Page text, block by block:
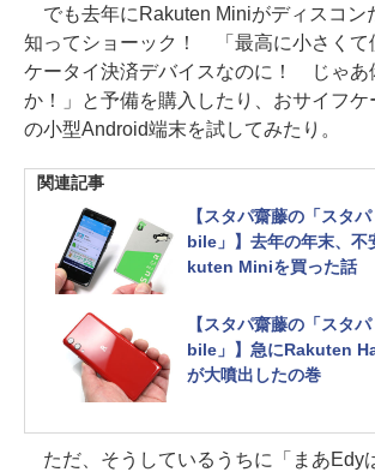
でも去年にRakuten Miniがディスコン
知ってショーック！ 「最高に小さくて
ケータイ決済デバイスなのに！ じゃあ
か！」と予備を購入したり、おサイフケ
の小型Android端末を試してみたり。
関連記事
【スタパ齋藤の「スタ
bile」】去年の年末、不
kuten Miniを買った話
【スタパ齋藤の「スタ
bile」】急にRakuten
が大噴出したの巻
ただ、そうしているうちに「まあEdy